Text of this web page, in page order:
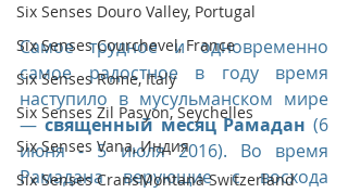
Six Senses Douro Valley, Portugal
Six Senses Courchevel, France
Six Senses Rome, Italy
Six Senses Zil Pasyon, Seychelles
Six Senses Vana, Индия
Six Senses CransMontana Switzerland
Самое трудное и одновременно
самое радостное в году время
наступило в мусульманском мире
— священный месяц Рамадан (6
июня - 5 июля 2016). Во время
Рамадана верующие с восхода